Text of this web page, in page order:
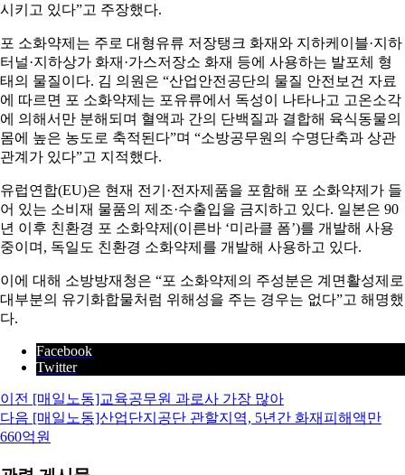
시키고 있다”고 주장했다.
포 소화약제는 주로 대형유류 저장탱크 화재와 지하케이블·지하
터널·지하상가 화재·가스저장소 화재 등에 사용하는 발포체 형
태의 물질이다. 김 의원은 “산업안전공단의 물질 안전보건 자료
에 따르면 포 소화약제는 포유류에서 독성이 나타나고 고온소각
에 의해서만 분해되며 혈액과 간의 단백질과 결합해 육식동물의
몸에 높은 농도로 축적된다”며 “소방공무원의 수명단축과 상관
관계가 있다”고 지적했다.
유럽연합(EU)은 현재 전기·전자제품을 포함해 포 소화약제가 들
어 있는 소비재 물품의 제조·수출입을 금지하고 있다. 일본은 90
년 이후 친환경 포 소화약제(이른바 ‘미라클 폼’)를 개발해 사용
중이며, 독일도 친환경 소화약제를 개발해 사용하고 있다.
이에 대해 소방방재청은 “포 소화약제의 주성분은 계면활성제로
대부분의 유기화합물처럼 위해성을 주는 경우는 없다”고 해명했
다.
Facebook
Twitter
이전 [매일노동]교육공무원 과로사 가장 많아
다음 [매일노동]산업단지공단 관할지역, 5년간 화재피해액만
660억원